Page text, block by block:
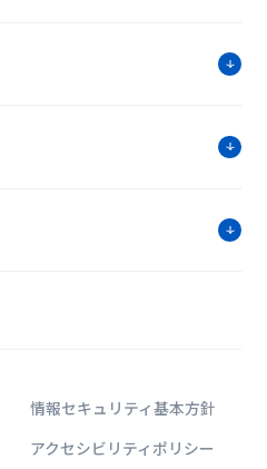
情報セキュリティ基本方針
アクセシビリティポリシー